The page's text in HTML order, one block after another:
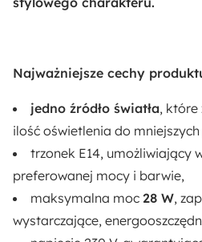
Do samodzielnego montażu
Długość:
20 cm
Rodzaj:
Stojący
Najważniejsze cechy
jedno źródło światła, które
ilość oświetlenia do mniejszych
trzonek E14, umożliwiający
preferowanej mocy i barwie,
maksymalna moc 28 W,
wystarczające,